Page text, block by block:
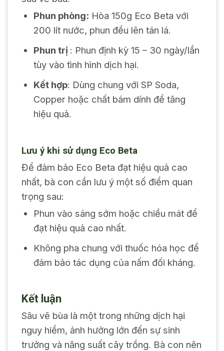
Phun phòng: Hòa 150g Eco Beta với
200 lít nước, phun đều lên tán lá.
Phun trị : Phun định kỳ 15 – 30 ngày/lần
tùy vào tình hình dịch hại.
Kết hợp: Dùng chung với SP Soda,
Copper hoặc chất bám dính để tăng
hiệu quả.
Lưu ý khi sử dụng Eco Beta
Để đảm bảo Eco Beta đạt hiệu quả cao
nhất, bà con cần lưu ý một số điểm quan
trọng sau:
Phun vào sáng sớm hoặc chiều mát để
đạt hiệu quả cao nhất.
Không pha chung với thuốc hóa học để
đảm bảo tác dụng của nấm đối kháng.
Kết luận
Sâu vẽ bùa là một trong những dịch hại
nguy hiểm, ảnh hưởng lớn đến sự sinh
trưởng và năng suất cây trồng. Bà con nên